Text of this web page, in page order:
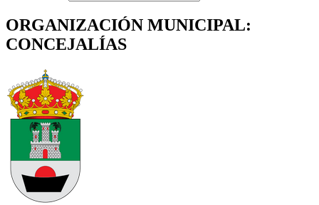
ORGANIZACIÓN MUNICIPAL:
CONCEJALÍAS